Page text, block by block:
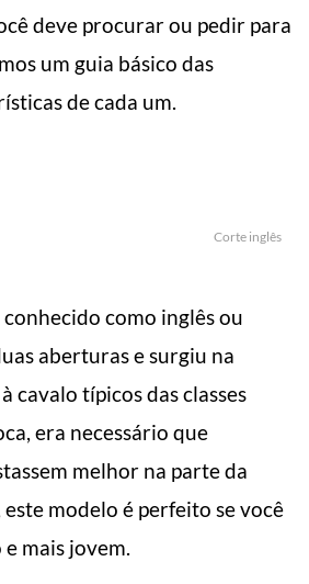
deve procurar ou pedir para
um guia básico das
de cada um.
Corte inglês
como inglês ou
aberturas e surgiu na
cavalo típicos das classes
era necessário que
melhor na parte da
modelo é perfeito se você
mais jovem.